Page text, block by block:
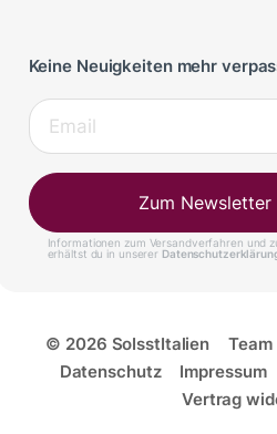
Keine Neuigkeiten mehr
Zum Newsletter
Informationen zum Versandverfahren und
erhältst du in unserer
© 2026 SoIsstItalien Team
Datenschutz
Impressum
Vertrag